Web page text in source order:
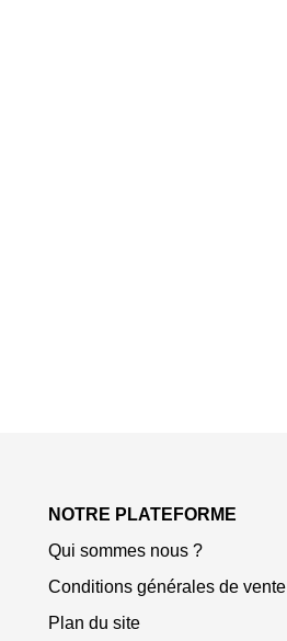
NOTRE PLATEFORME
Qui sommes nous ?
Conditions générales de vente
Plan du site